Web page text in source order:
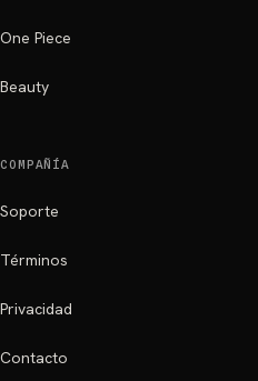
One Piece
Beauty
COMPAÑÍA
Soporte
Términos
Privacidad
Contacto